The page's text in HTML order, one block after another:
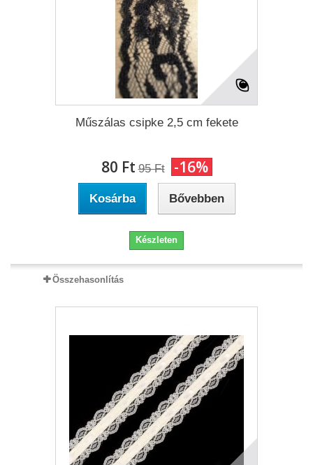
Műszálas csipke 2,5 cm fekete
80 Ft‎ 95 Ft‎ -16%
Kosárba Bővebben
Készleten
Összehasonlítás